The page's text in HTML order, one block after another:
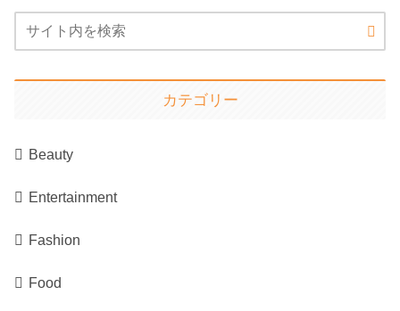
カテゴリー
Beauty
Entertainment
Fashion
Food